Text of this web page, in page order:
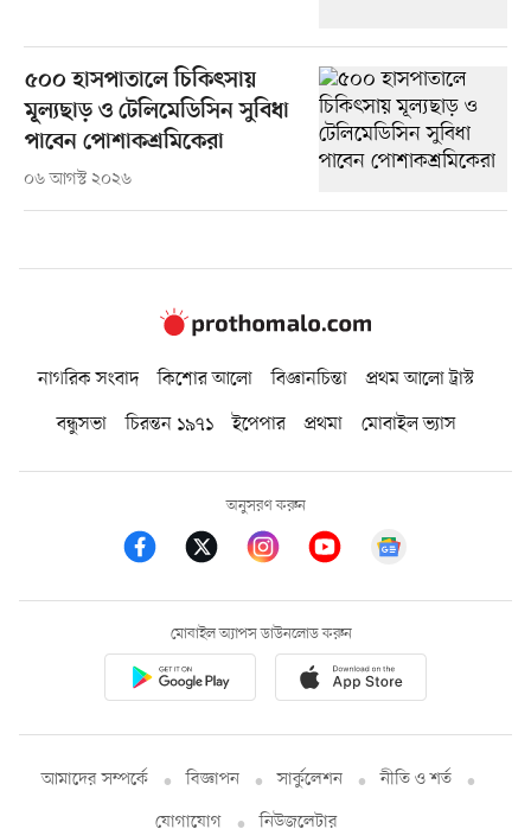
৫০০ হাসপাতালে চিকিৎসায়
মূল্যছাড় ও টেলিমেডিসিন সুবিধা
পাবেন পোশাকশ্রমিকেরা
০৬ আগস্ট ২০২৬
নাগরিক সংবাদ কিশোর আলো বিজ্ঞানচিন্তা
প্রথম আলো ট্রাস্ট
বন্ধুসভা
চিরন্তন ১৯৭১ ইপেপার প্রথমা মোবাইল ভ্যাস
অনুসরণ করুন
মোবাইল অ্যাপস ডাউনলোড করুন
আমাদের সম্পর্কে বিজ্ঞাপন সার্কুলেশন
নীতি ও শর্ত
যোগাযোগ
নিউজলেটার